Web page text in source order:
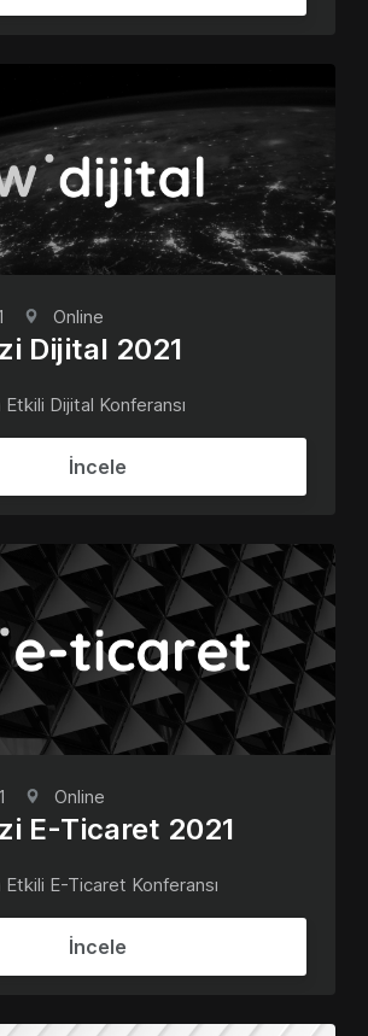
Online
Dijital 2021
Dijital Konferansı
İncele
Online
E-Ticaret 2021
Etkili E-Ticaret Konferansı
İncele